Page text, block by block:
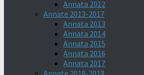
Annata 2012
Annate 2013-2017
Annata 2013
Annata 2014
Annata 2015
Annata 2016
Annata 2017
Annate 2018-2019